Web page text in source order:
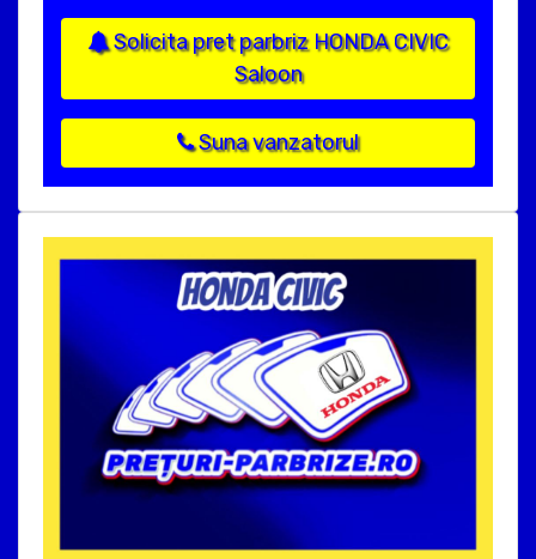
Solicita pret parbriz HONDA CIVIC
Saloon
Suna vanzatorul